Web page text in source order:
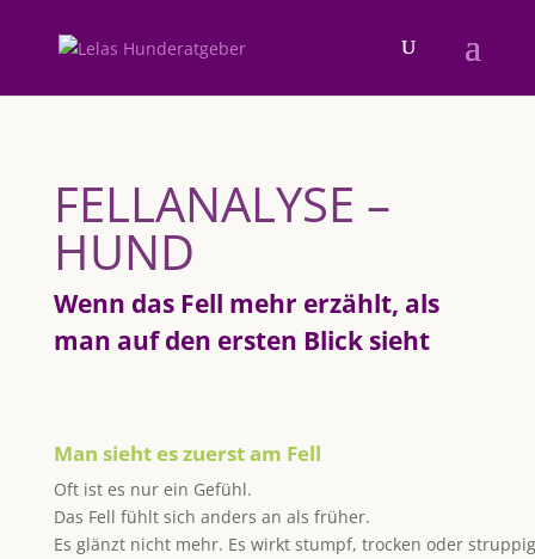
FELLANALYSE –
HUND
Wenn das Fell mehr erzählt, als
man auf den ersten Blick sieht
Man sieht es zuerst am Fell
Oft ist es nur ein Gefühl.
Das Fell fühlt sich anders an als früher.
Es glänzt nicht mehr. Es wirkt stumpf, trocken oder